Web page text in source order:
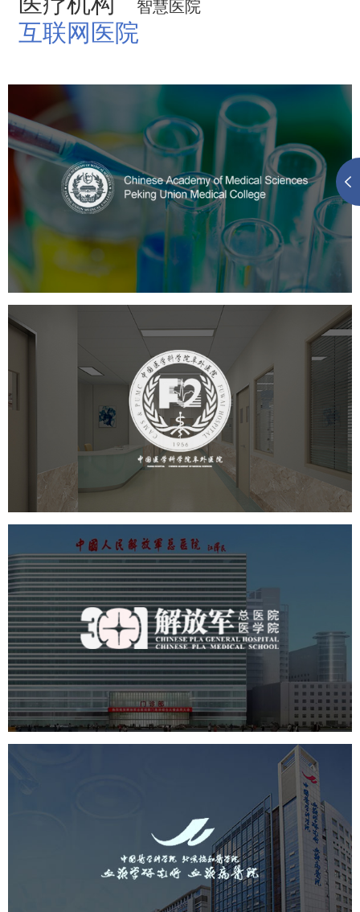
智慧医院
互联网医院
中国医学科学院
医院网站建设
定制开发
大学网站建设
高校网站建设
阜外医院
医药医疗 医院 医院网站建设 定制开发
中国人民解放军总医院 301医
院
医药医疗 医院 医院网站建设 定制开发
中国医学科学院血液病医院
（中国医学科学院...
医院网站建设
互联网医院